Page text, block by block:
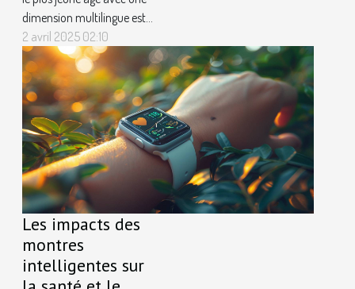
dimension multilingue est
une démarche qui gagne en
popularité. Dans le contexte
actuel de mondialisation,
les écoles maternelles
privées qui proposent un
programme éducatif
bilingue offrent un atout
considérable pour le
développement des...
2 avril 2025 02:10
Les impacts des
montres
intelligentes sur